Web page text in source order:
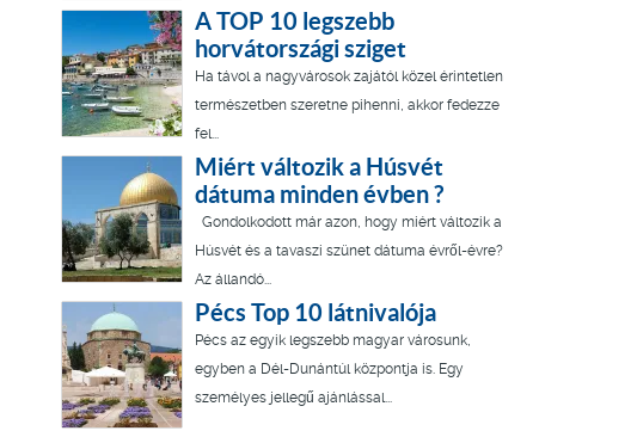
A TOP 10 legszebb
horvátországi sziget
Ha távol a nagyvárosok zajától közel érintetlen
természetben szeretne pihenni, akkor fedezze
fel...
Miért változik a Húsvét
dátuma minden évben ?
Gondolkodott már azon, hogy miért változik a
Húsvét és a tavaszi szünet dátuma évről-évre?
Az állandó...
Pécs Top 10 látnivalója
Pécs az egyik legszebb magyar városunk,
egyben a Dél-Dunántúl központja is. Egy
személyes jellegű ajánlással...